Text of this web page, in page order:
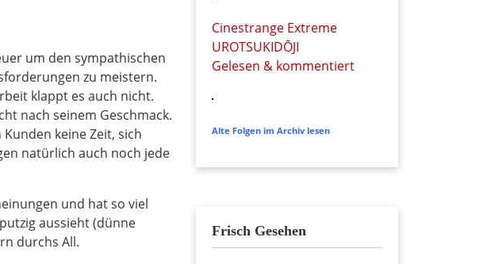
um den sympathischen
zu meistern.
klappt es auch nicht.
nach seinem Geschmack.
keine Zeit, sich
natürlich auch noch jede
und hat so viel
aussieht (dünne
durchs All.
Cinestrange Extreme
UROTSUKIDŌJI
Gelesen & kommentiert
Alte Folgen im Archiv lesen
Frisch Gesehen